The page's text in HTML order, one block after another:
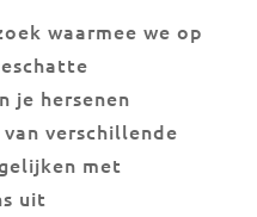
waarmee we op
je hersenen
verschillende
met
uit